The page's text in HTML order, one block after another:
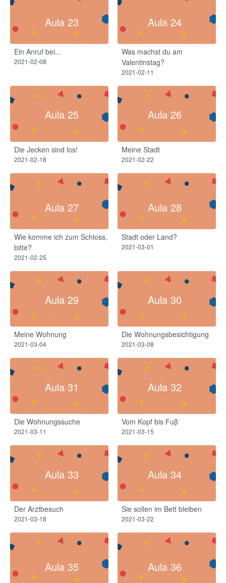
Aula 23
Ein Anruf bei...
2021-02-08
Aula 24
Was machst du am
Valentinstag?
2021-02-11
Aula 25
Die Jecken sind los!
2021-02-18
Aula 26
Meine Stadt
2021-02-22
Aula 27
Wie komme ich zum Schloss,
bitte?
2021-02-25
Aula 28
Stadt oder Land?
2021-03-01
Aula 29
Meine Wohnung
2021-03-04
Aula 30
Die Wohnungsbesichtigung​
2021-03-08
Aula 31
Die Wohnungssuche​
2021-03-11
Aula 32
Vom Kopf bis Fuβ
2021-03-15
Aula 33
Der Arztbesuch
2021-03-18
Aula 34
Sie sollen im Bett bleiben
2021-03-22
Aula 35 Aula 36